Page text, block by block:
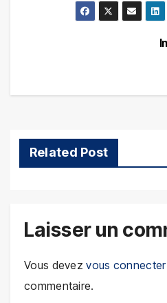
Related Post
Laisser un
Vous devezvous connecter
commentaire.